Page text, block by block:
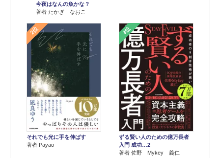
今夜はなんの魚かな？
著者 たかぎ なおこ
2位
それでも光に手を伸ばす
著者 Payao
3位
ずる賢い人のための億万長者
入門 成功…2
著者 佐野 Mykey 義仁